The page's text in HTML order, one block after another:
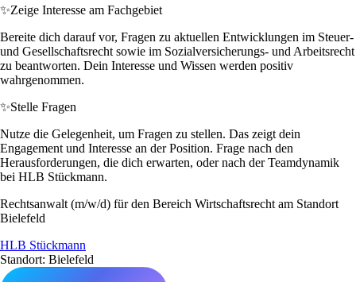
✨Zeige Interesse am Fachgebiet
Bereite dich darauf vor, Fragen zu aktuellen Entwicklungen im Steuer-
und Gesellschaftsrecht sowie im Sozialversicherungs- und Arbeitsrecht
zu beantworten. Dein Interesse und Wissen werden positiv
wahrgenommen.
✨Stelle Fragen
Nutze die Gelegenheit, um Fragen zu stellen. Das zeigt dein
Engagement und Interesse an der Position. Frage nach den
Herausforderungen, die dich erwarten, oder nach der Teamdynamik
bei HLB Stückmann.
Rechtsanwalt (m/w/d) für den Bereich Wirtschaftsrecht am Standort
Bielefeld
HLB Stückmann
Standort: Bielefeld